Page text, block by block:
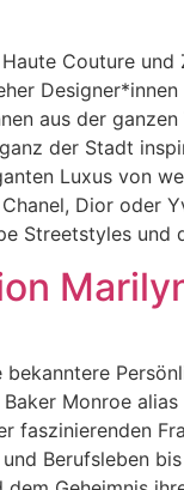
Couture und
Designer*innen
aus der
der Stadt
Luxus von
Dior oder
Streetstyles und
bekanntere
Monroe
faszinierenden
Berufsleben